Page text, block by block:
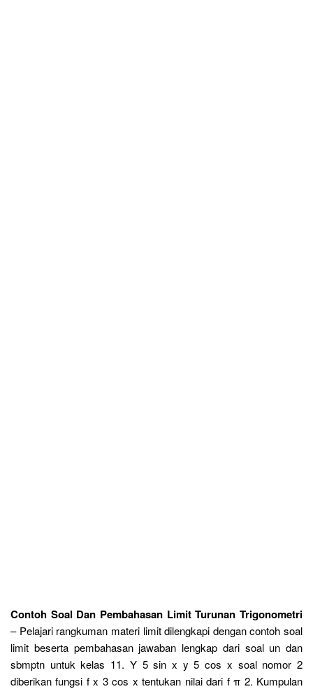
Contoh Soal Dan Pembahasan Limit Turunan Trigonometri
– Pelajari rangkuman materi limit dilengkapi dengan contoh soal
limit beserta pembahasan jawaban lengkap dari soal un dan
sbmptn untuk kelas 11. Y 5 sin x y 5 cos x soal nomor 2
diberikan fungsi f x 3 cos x tentukan nilai dari f π 2. Kumpulan